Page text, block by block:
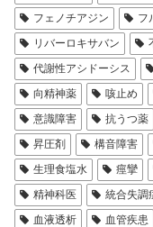
フェノチアジン
フ
リバーロキサバン
代謝性アシドーシス
向精神薬
咳止め
意識障害
抗うつ薬
昇圧剤
構音障害
生理食塩水
痙攣
精神科医
統合失調
血液透析
血管疾患